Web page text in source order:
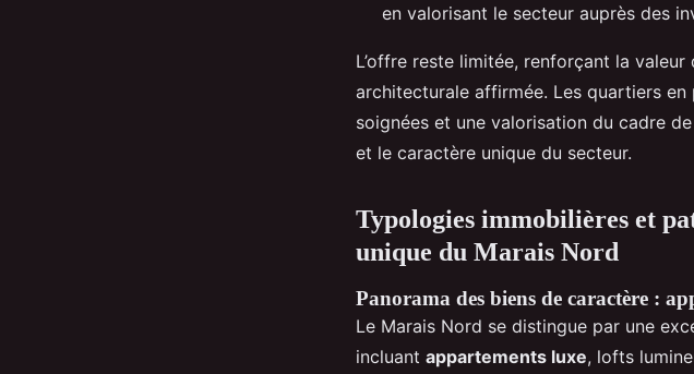
en valorisant le secteur auprès des
L’offre reste limitée, renforçant la
architecturale affirmée. Les quartiers
soignées et une valorisation du cadre
et le caractère unique du secteur.
Typologies immobilières et
unique du Marais Nord
Panorama des biens de caractère :
Le Marais Nord se distingue par une
incluant appartements luxe, lofts